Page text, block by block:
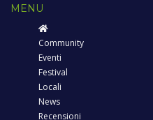
MENU
Community
Eventi
Festival
Locali
News
Recensioni